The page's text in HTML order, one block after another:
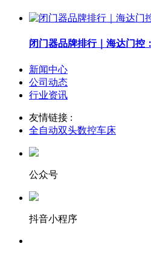
闭门器品牌排行｜海达门控
新闻中心
公司动态
行业资讯
友情链接 :
全自动双头数控车床
公众号
抖音小程序